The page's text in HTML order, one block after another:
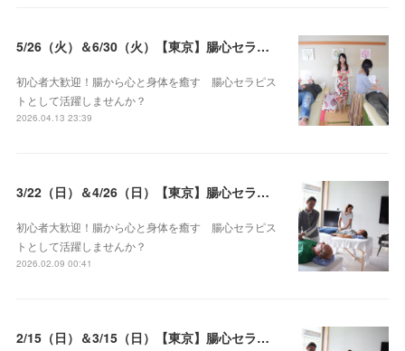
5/26（火）＆6/30（火）【東京】腸心セラピスト養成コース《２日間コース》開講決定
初心者大歓迎！腸から心と身体を癒す 腸心セラピス
トとして活躍しませんか？
2026.04.13 23:39
3/22（日）＆4/26（日）【東京】腸心セラピスト養成コース《２日間コース》開講決定
初心者大歓迎！腸から心と身体を癒す 腸心セラピス
トとして活躍しませんか？
2026.02.09 00:41
2/15（日）＆3/15（日）【東京】腸心セラピスト養成コース《２日間コース》開講決定